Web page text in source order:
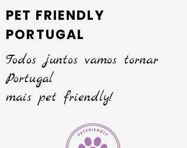
PET FRIENDLY
PORTUGAL
Todos juntos vamos tornar
Portugal
mais pet friendly!